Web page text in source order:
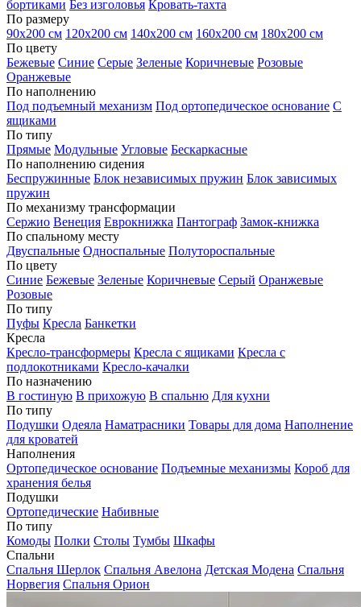
бортиками Без изголовья Кровать-тахта
По размеру
90х200 см 120х200 см 140х200 см 160х200 см 180х200 см
По цвету
Бежевые Синие Серые Зеленые Коричневые Розовые
Оранжевые
По наполнению
Под подъемный механизм Под ортопедическое основание С
ящиками
По типу
Прямые Модульные Угловые Бескаркасные
По наполнению сидения
Беспружинные Блок независимых пружин Блок зависимых
пружин
По механизму трансформации
Сержио Венеция Еврокнижка Пантограф Замок-книжка
По спальному месту
Двуспальные Односпальные Полутороспальные
По цвету
Синие Бежевые Зеленые Коричневые Серый Оранжевые
Розовые
По типу
Пуфы Кресла Банкетки
Кресла
Кресло-трансформеры Кресла с ящиками Кресла с
подлокотниками Кресло-качалки
По назначению
В гостиную В прихожую В спальню Для кухни
По типу
Подушки Одеяла Наматрасники Товары для дома Наполнение
для кроватей
Наполнения
Ортопедическое основание Подъемные механизмы Короб для
хранения белья
Подушки
Ортопедические Набивные
По типу
Комоды Полки Столы Тумбы Шкафы
Спальни
Спальня Шерлок Спальня Авелона Детская Модена Спальня
Норвегия Спальня Орион